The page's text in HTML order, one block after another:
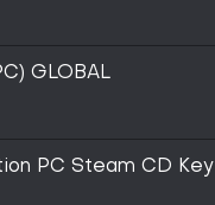
GLOBAL
PC Steam CD Key